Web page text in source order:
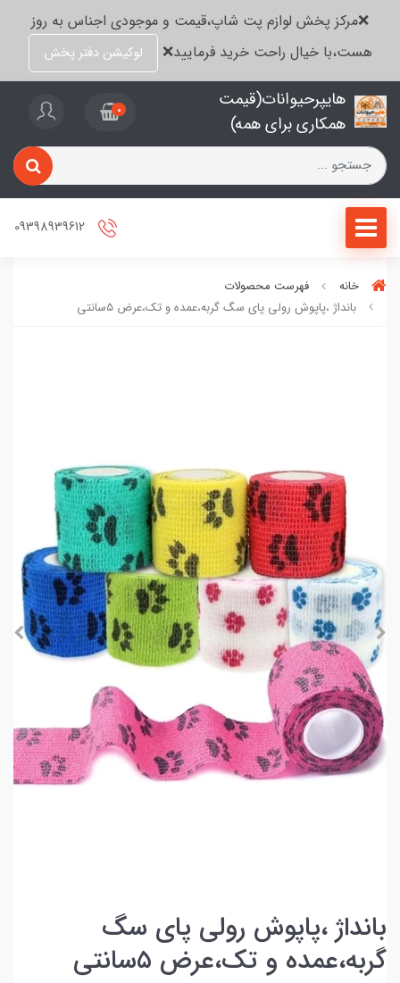
❌مرکز پخش لوازم پت شاپ،قیمت و موجودی اجناس به روز
هست،با خیال راحت خرید فرمایید❌
لوکیشن دفتر پخش
هایپرحیوانات(قیمت
همکاری برای همه)
0
خانه
فهرست محصولات
بانداژ ،پاپوش رولی پای سگ گربه،عمده و تک،عرض ۵سانتی
بانداژ ،پاپوش رولی پای سگ
گربه،عمده و تک،عرض ۵سانتی